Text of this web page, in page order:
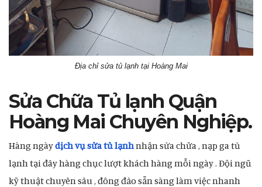
Địa chỉ sửa tủ lạnh tại Hoàng Mai
Sửa Chữa Tủ lạnh Quận
Hoàng Mai Chuyên Nghiệp.
Hàng ngàydịch vụ sửa tủ lạnhnhận sửa chữa , nạp ga tủ
lạnh tại đây hàng chục lượt khách hàng mỗi ngày . Đội ngũ
kỹ thuật chuyên sâu , đông đảo sẵn sàng làm việc nhanh